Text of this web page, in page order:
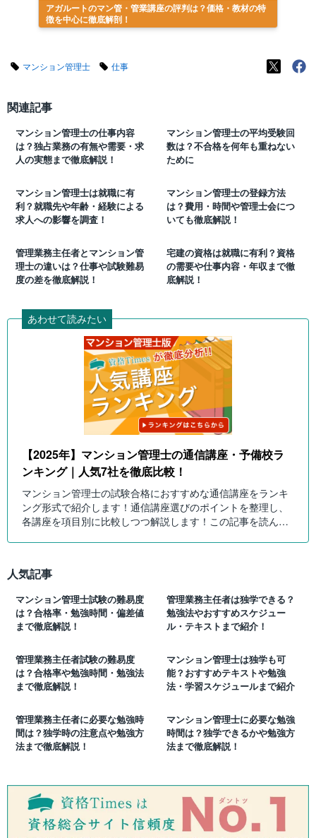
アガルートのマン管・管業講座の評判は？価格・教材の特
徴を中心に徹底解剖！
マンション管理士 仕事
関連記事
マンション管理士の仕事内容
は？独占業務の有無や需要・求
人の実態まで徹底解説！
マンション管理士の平均受験回
数は？不合格を何年も重ねない
ために
マンション管理士は就職に有
利？就職先や年齢・経験による
求人への影響を調査！
マンション管理士の登録方法
は？費用・時間や管理士会につ
いても徹底解説！
管理業務主任者とマンション管
理士の違いは？仕事や試験難易
度の差を徹底解説！
宅建の資格は就職に有利？資格
の需要や仕事内容・年収まで徹
底解説！
あわせて読みたい
【2025年】マンション管理士の通信講座・予備校ラ
ンキング｜人気7社を徹底比較！
マンション管理士の試験合格におすすめな通信講座をランキ
ング形式で紹介します！通信講座選びのポイントを整理し、
各講座を項目別に比較しつつ解説します！この記事を読んで
人気記事
マンション管理士試験の難易度
は？合格率・勉強時間・偏差値
まで徹底解説！
管理業務主任者は独学できる？
勉強法やおすすめスケジュー
ル・テキストまで紹介！
管理業務主任者試験の難易度
は？合格率や勉強時間・勉強法
まで徹底解説！
マンション管理士は独学も可
能？おすすめテキストや勉強
法・学習スケジュールまで紹介
管理業務主任者に必要な勉強時
間は？独学時の注意点や勉強方
法まで徹底解説！
マンション管理士に必要な勉強
時間は？独学できるかや勉強方
法まで徹底解説！